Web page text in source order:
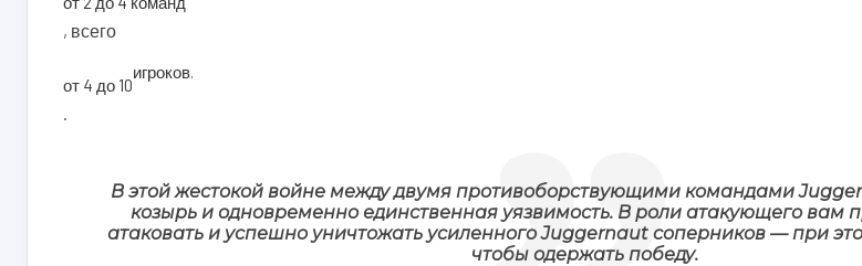
, всего
от 4 до 10
игроков.
.
В этой жестокой войне между двумя противоборствующими командами
козырь и одновременно единственная уязвимость. В роли атакующего вам
атаковать и успешно уничтожать усиленного Juggernaut соперников — при
чтобы одержать победу.